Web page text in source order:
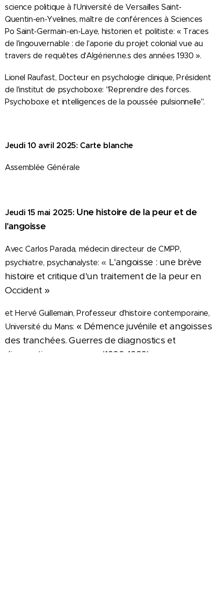
science politique à l'Université de Versailles Saint-
Quentin-en-Yvelines, maître de conférences à Sciences
Po Saint-Germain-en-Laye, historien et politiste: « Traces
de l'ingouvernable : de l'aporie du projet colonial vue au
travers de requêtes d'Algérien.ne.s des années 1930 ».
Lionel Raufast, Docteur en psychologie clinique, Président
de l'institut de psychoboxe: "Reprendre des forces.
Psychoboxe et intelligences de la poussée pulsionnelle".
Jeudi 10 avril 2025: Carte blanche
Assemblée Générale
Jeudi 15 mai 2025: Une histoire de la peur et de
l'angoisse
Avec Carlos Parada, médecin directeur de CMPP,
psychiatre, psychanalyste: « L'angoisse : une brève
histoire et critique d'un traitement de la peur en
Occident »
et Hervé Guillemain, Professeur d'histoire contemporaine,
Université du Mans: « Démence juvénile et angoisses
des tranchées. Guerres de diagnostics et
diagnostics en guerres (1900-1920) »